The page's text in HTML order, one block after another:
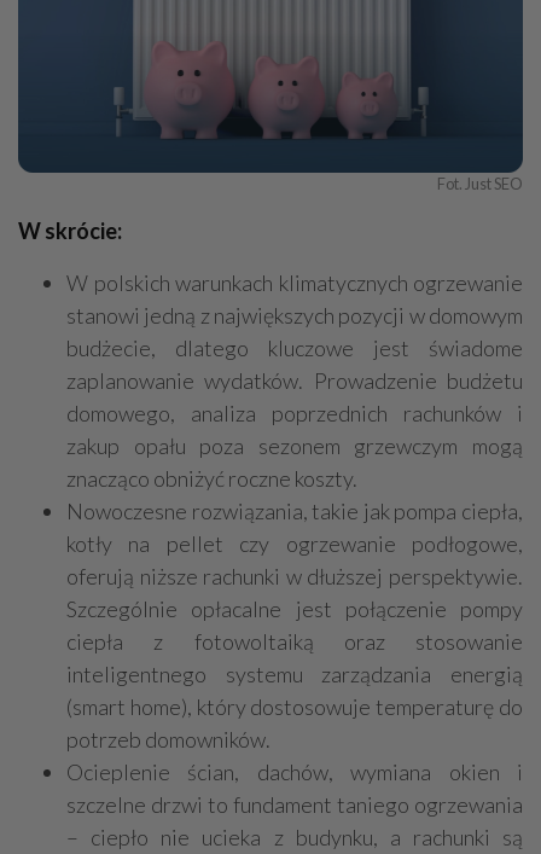
Fot. Just SEO
W skrócie:
W polskich warunkach klimatycznych ogrzewanie
stanowi jedną z największych pozycji w domowym
budżecie, dlatego kluczowe jest świadome
zaplanowanie wydatków. Prowadzenie budżetu
domowego, analiza poprzednich rachunków i
zakup opału poza sezonem grzewczym mogą
znacząco obniżyć roczne koszty.
Nowoczesne rozwiązania, takie jak pompa ciepła,
kotły na pellet czy ogrzewanie podłogowe,
oferują niższe rachunki w dłuższej perspektywie.
Szczególnie opłacalne jest połączenie pompy
ciepła z fotowoltaiką oraz stosowanie
inteligentnego systemu zarządzania energią
(smart home), który dostosowuje temperaturę do
potrzeb domowników.
Ocieplenie ścian, dachów, wymiana okien i
szczelne drzwi to fundament taniego ogrzewania
– ciepło nie ucieka z budynku, a rachunki są